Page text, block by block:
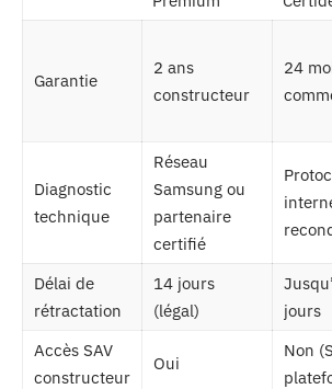
Garantie
2 ans
constructeur
24
Diagnostic
technique
Réseau
Samsung ou
partenaire
certifié
Délai de
rétractation
14 jours
(légal)
jours
Accès SAV
constructeur
Oui
Non